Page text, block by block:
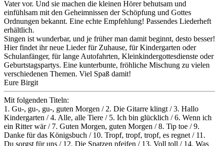
Vater vor. Und sie machen die kleinen Hörer behutsam und
einfühlsam mit den Geheimnissen der Schöpfung und Gottes
Ordnungen bekannt. Eine echte Empfehlung! Passendes Liederheft
erhältlich.
Singen ist wunderbar, und je früher man damit beginnt, desto besser!
Hier findet ihr neue Lieder für Zuhause, für Kindergarten oder
Schulanfänger, für lange Autofahrten, Kleinkindergottesdienste oder
Geburtstagspartys. Eine kunterbunte, fröhliche Mischung zu vielen
verschiedenen Themen. Viel Spaß damit!
Eure Birgit
Mit folgenden Titeln:
1. Gu-, gu-, gu-, guten Morgen / 2. Die Gitarre klingt / 3. Hallo
Kindergarten / 4. Alle, alle Tiere / 5. Ich bin glücklich / 6. Wenn ich
ein Ritter wär / 7. Guten Morgen, guten Morgen / 8. Tip toe / 9.
Danke für das Königsbuch / 10. Tropf, tropf, tropf, es regnet / 11.
Du sorgst für uns / 12. Die Spatzen pfeifen / 13. Voll toll / 14. Was